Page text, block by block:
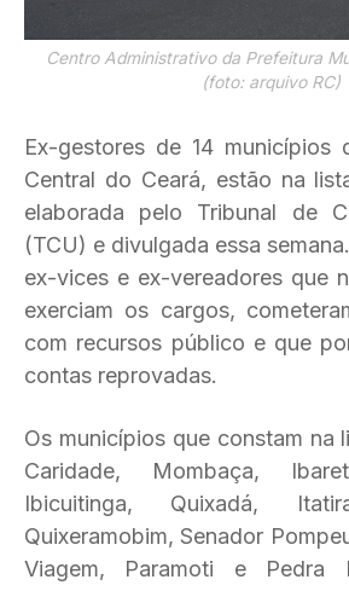
Centro Administrativo da Prefeitura
(foto: arquivo RC)
Ex-gestores de 14 municípios
Central do Ceará, estão na
elaborada pelo Tribunal de
(TCU) e divulgada essa
ex-vices e ex-vereadores que
exerciam os cargos,
com recursos público e que
contas reprovadas.
Os municípios que constam na
Caridade, Mombaça,
Ibicuitinga, Quixadá,
Quixeramobim, Senador
Viagem, Paramoti e Pedra